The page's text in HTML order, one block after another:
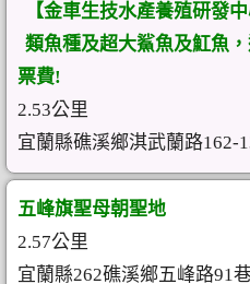
【金車生技水產養殖研發
類魚種及超大鯊魚及魟魚
票費!
2.53公里
宜蘭縣礁溪鄉淇武蘭路162-
五峰旗聖母朝聖地
2.57公里
宜蘭縣262礁溪鄉五峰路91